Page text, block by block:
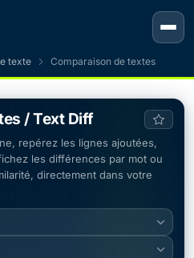
texte Comparaison de textes
/ Text Diff
repérez les lignes ajoutées,
les différences par mot ou
directement dans votre